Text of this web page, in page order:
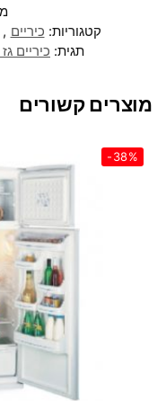
קטגוריות: כיריים ,
תגית: כיריים גז Lacasa דגם LCV60GW/B
מוצרים קשורים
-38%